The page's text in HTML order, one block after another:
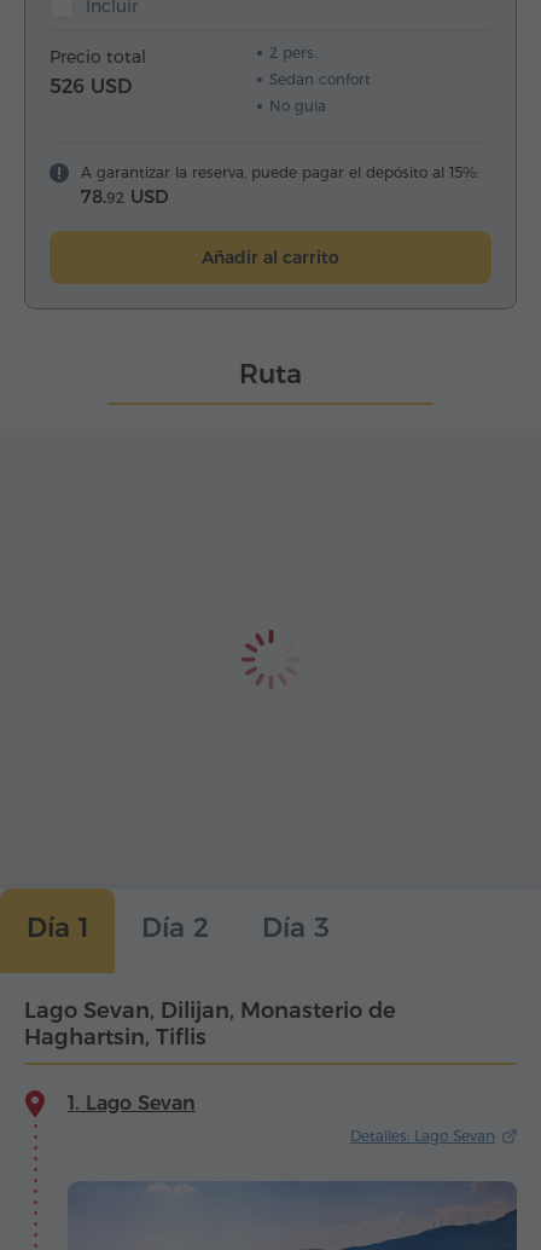
Incluir
Precio total
526 USD
2pers.
Sedán confort
No guía
A garantizar la reserva, puede pagar el depósito al 15%:
78.92 USD
Añadir al carrito
Ruta
Día 1 Día 2 Día 3
Lago Sevan, Dilijan, Monasterio de
Haghartsin, Tiflis
1. Lago Sevan
Detalles: Lago Sevan